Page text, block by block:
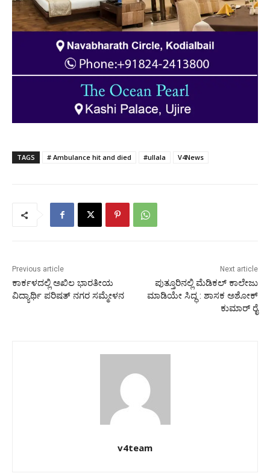
TAGS # Ambulance hit and died #ullala V4News
Previous article
ಕಾರ್ಕಳದಲ್ಲಿ ಅಖಿಲ ಭಾರತೀಯ
ವಿದ್ಯಾರ್ಥಿ ಪರಿಷತ್ ನಗರ ಸಮ್ಮೇಳನ
Next article
ಪುತ್ತೂರಿನಲ್ಲಿ ಮೆಡಿಕಲ್ ಕಾಲೇಜು
ಮಾಡಿಯೇ ಸಿದ್ಧ : ಶಾಸಕ ಅಶೋಕ್
ಕುಮಾರ್ ರೈ
v4team